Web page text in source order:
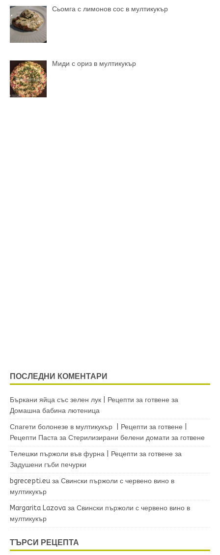
Сьомга с лимонов сос в мултикукър
Миди с ориз в мултикукър
ПОСЛЕДНИ КОМЕНТАРИ
Бъркани яйца със зелен лук | Рецепти за готвене за
Домашна бабина лютеница
Спагети болонезе в мултикукър | Рецепти за готвене |
Рецепти Паста за Стерилизирани белени домати за готвене
Телешки пържоли във фурна | Рецепти за готвене за
Задушени гъби печурки
bgrecepti.eu за Свински пържоли с червено вино в
мултикукър
Margarita Lazova за Свински пържоли с червено вино в
мултикукър
ТЪРСИ РЕЦЕПТА